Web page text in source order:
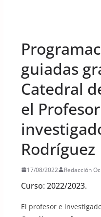
guiadas
Catedral
el
Rodríguez
17/08/2022 Redacción
Curso: 2022/2023.
El profesor e